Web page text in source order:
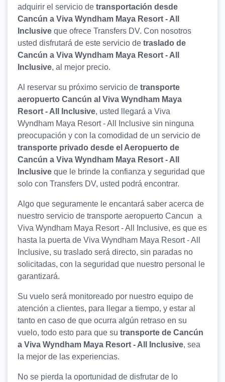
adquirir el servicio de transportación desde
Cancún a Viva Wyndham Maya Resort - All
Inclusive que ofrece Transfers DV. Con nosotros
usted disfrutará de este servicio de traslado de
Cancún a Viva Wyndham Maya Resort - All
Inclusive, al mejor precio.
Al reservar su próximo servicio de transporte
aeropuerto Cancún al Viva Wyndham Maya
Resort - All Inclusive, usted llegará a Viva
Wyndham Maya Resort - All Inclusive sin ninguna
preocupación y con la comodidad de un servicio de
transporte privado desde el Aeropuerto de
Cancún a Viva Wyndham Maya Resort - All
Inclusive que le brinde la confianza y seguridad que
solo con Transfers DV, usted podrá encontrar.
Algo que seguramente le encantará saber acerca de
nuestro servicio de transporte aeropuerto Cancun a
Viva Wyndham Maya Resort - All Inclusive, es que es
hasta la puerta de Viva Wyndham Maya Resort - All
Inclusive, su traslado será directo, sin paradas no
solicitadas, con la seguridad que nuestro personal le
garantizará.
Su vuelo será monitoreado por nuestro equipo de
atención a clientes, para llegar a tiempo, y estar al
tanto en caso de que ocurra algún retraso en su
vuelo, todo esto para que su transporte de Cancún
a Viva Wyndham Maya Resort - All Inclusive, sea
la mejor de las experiencias.
No se pierda la oportunidad de disfrutar de lo